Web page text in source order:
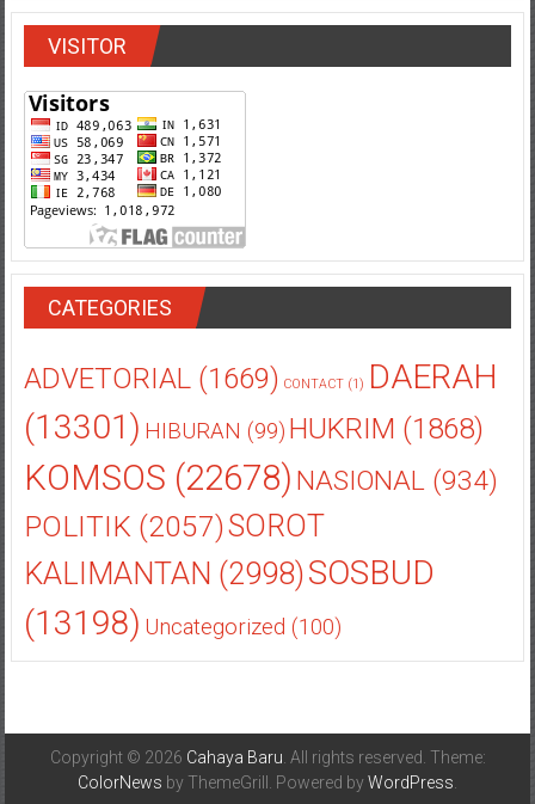
VISITOR
CATEGORIES
ADVETORIAL(1669) CONTACT(1) DAERAH
(13301) HIBURAN (99) HUKRIM (1868)
KOMSOS (22678) NASIONAL(934)
POLITIK(2057)SOROT
KALIMANTAN (2998)SOSBUD
(13198) Uncategorized (100)
Copyright © 2026 Cahaya Baru. All rights reserved. Theme:
ColorNews by ThemeGrill. Powered byWordPress.